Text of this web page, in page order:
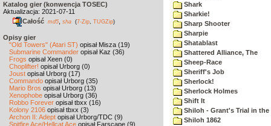
Katalog gier (konwencja TOSEC)
Aktualizacja: 2021-07-11
Całość md5 sha (7-Zip TUGZip)
Opisy gier
"Old Towers" (Atari ST) opisał Misza (19)
Submarine Commander opisał Kaz (36)
Frogs opisał Xeen (0)
Choplifter! opisał Urborg (0)
Joust opisał Urborg (17)
Commando opisał Urborg (35)
Mario Bros opisał Urborg (13)
Xenophobe opisał Urborg (36)
Robbo Forever opisał tbxx (16)
Kolony 2106 opisał tbxx (3)
Archon II: Adept opisał Urborg/TDC (9)
Spitfire Ace/Hellcat Ace opisał Farscape (9)
Shark
Sharkie!
Sharp Shooter
Sharpie
Shatablast
Shattered Alliance, The
Sheep-Race
Sheriff's Job
Sherlock!
Sherlock Holmes
Shift It
Shiloh - Grant's Trial in the
Shiloh 1862